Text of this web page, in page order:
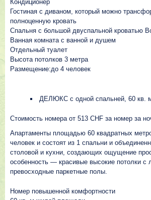
Кондиционер
Гостиная с диваном, который можно
полноценную кровать
Спальня с большой двуспальной кроватью
Ванная комната с ванной и душем
Отдельный туалет
Высота потолков 3 метра
Размещение:до 4 человек
ДЕЛЮКС с одной спальней, 60 кв.
Стоимость номера от 513 CHF за номер за
Апартаменты площадью 60 квадратных
человек и состоят из 1 спальни и
столовой и кухни, создающих ощущение
особенность — красивые высокие потолки с
превосходные паркетные полы.
Номер повышенной комфортности